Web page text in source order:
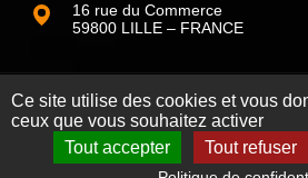
16 rue du Commerce
59800 LILLE – FRANCE
Copyright © SinfoniIT 2026 -Mentions
Réalisé parTokiz Digital-Comment
Ce site utilise des cookies et vous
ceux que vous souhaitez activer
Tout accepter
Tout refuser